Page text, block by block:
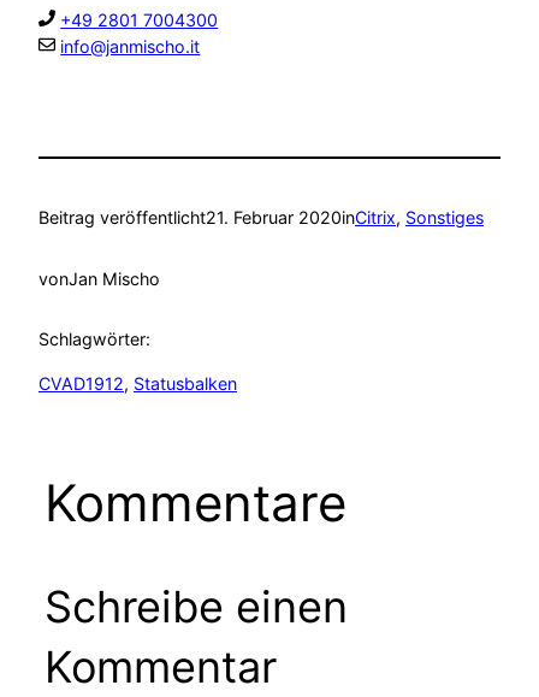
+49 2801 7004300
info@janmischo.it
Beitrag veröffentlicht21. Februar 2020inCitrix, Sonstiges
vonJan Mischo
Schlagwörter:
CVAD1912, Statusbalken
Kommentare
Schreibe einen
Kommentar